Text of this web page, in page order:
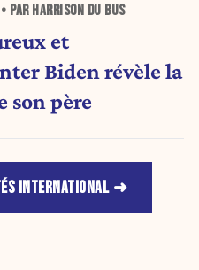
PAR HARRISON DU BUS
et
Biden révèle la
son père
INTERNATIONAL